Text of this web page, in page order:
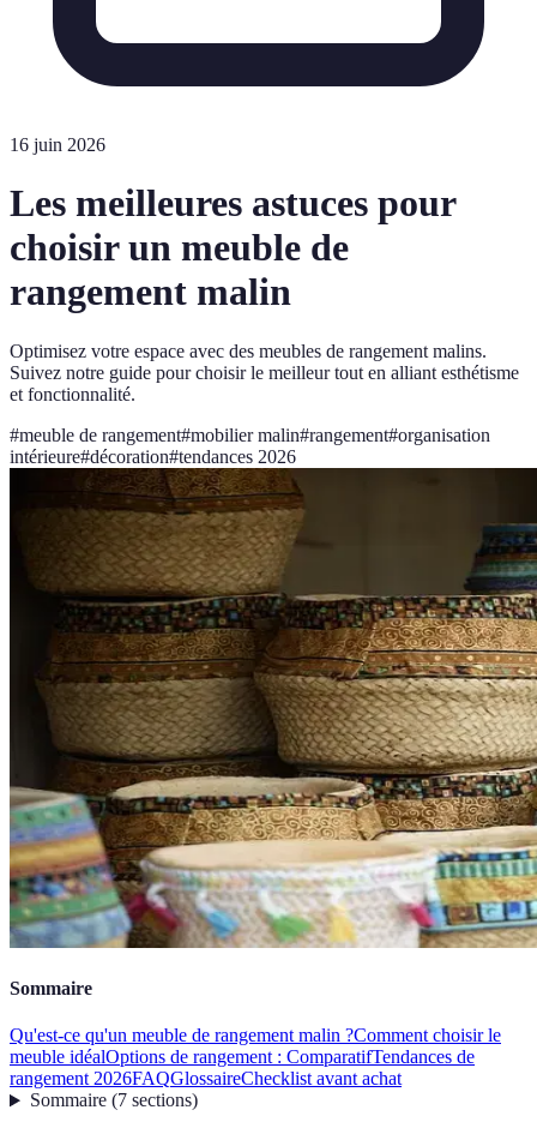
16 juin 2026
Les meilleures astuces pour
choisir un meuble de
rangement malin
Optimisez votre espace avec des meubles de rangement malins.
Suivez notre guide pour choisir le meilleur tout en alliant esthétisme
et fonctionnalité.
#meuble de rangement#mobilier malin#rangement#organisation
intérieure#décoration#tendances 2026
Sommaire
Qu'est-ce qu'un meuble de rangement malin ?Comment choisir le
meuble idéalOptions de rangement : ComparatifTendances de
rangement 2026FAQGlossaireChecklist avant achat
Sommaire(7 sections)